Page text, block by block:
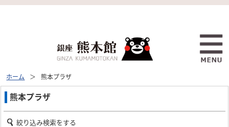
ホーム 熊本プラザ
熊本プラザ
絞り込み検索をする